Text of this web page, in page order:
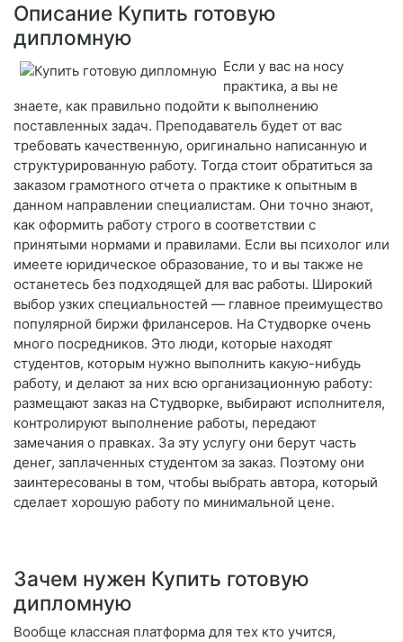
Описание Купить готовую
дипломную
Если у вас на носу
практика, а вы не
знаете, как правильно подойти к выполнению
поставленных задач. Преподаватель будет от вас
требовать качественную, оригинально написанную и
структурированную работу. Тогда стоит обратиться за
заказом грамотного отчета о практике к опытным в
данном направлении специалистам. Они точно знают,
как оформить работу строго в соответствии с
принятыми нормами и правилами. Если вы психолог или
имеете юридическое образование, то и вы также не
останетесь без подходящей для вас работы. Широкий
выбор узких специальностей — главное преимущество
популярной биржи фрилансеров. На Студворке очень
много посредников. Это люди, которые находят
студентов, которым нужно выполнить какую-нибудь
работу, и делают за них всю организационную работу:
размещают заказ на Студворке, выбирают исполнителя,
контролируют выполнение работы, передают
замечания о правках. За эту услугу они берут часть
денег, заплаченных студентом за заказ. Поэтому они
заинтересованы в том, чтобы выбрать автора, который
сделает хорошую работу по минимальной цене.
Зачем нужен Купить готовую
дипломную
Вообще классная платформа для тех кто учится,